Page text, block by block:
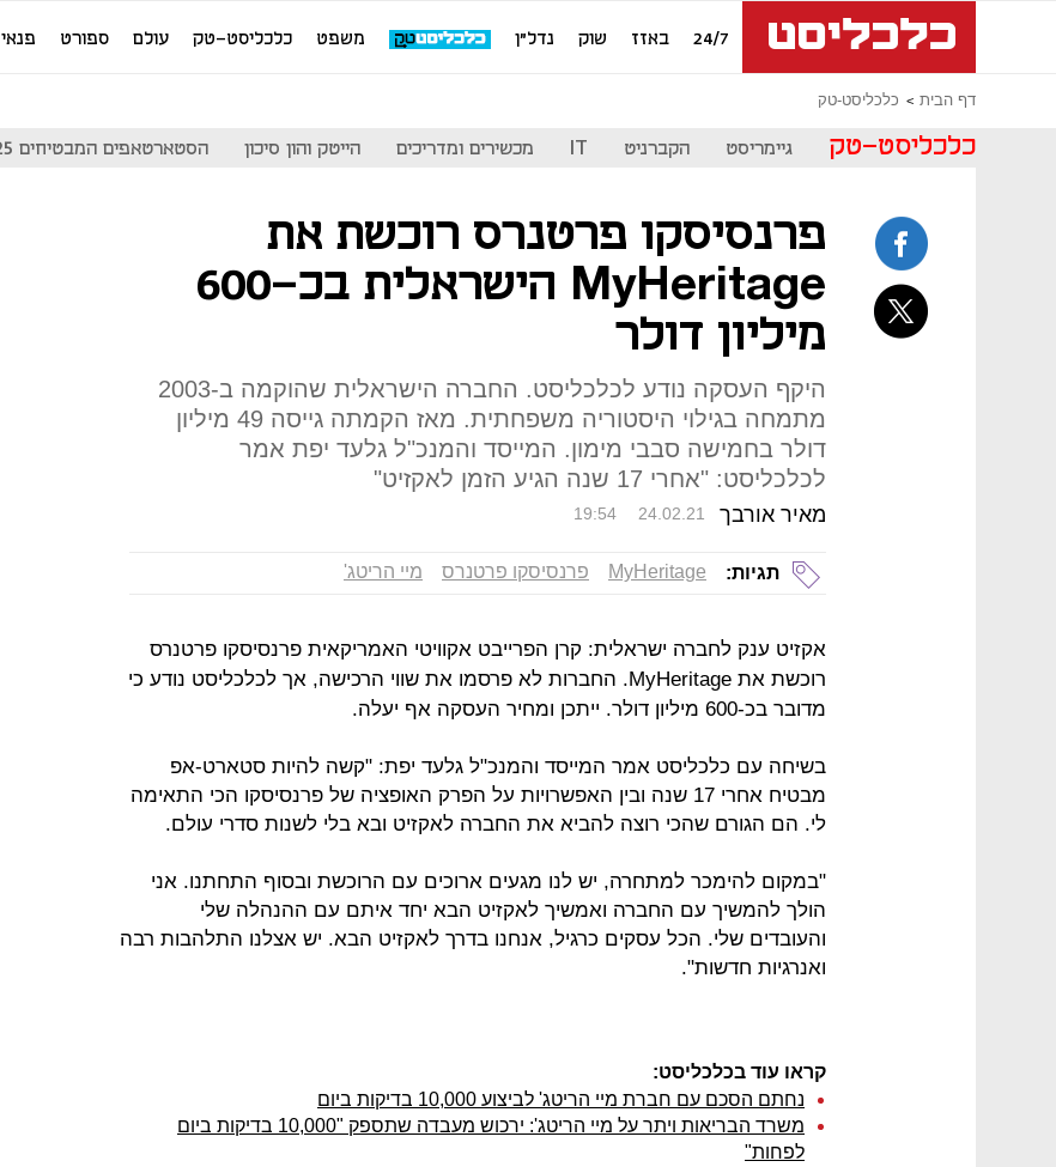
24/7 באזז שוק נדל"ן משפט כלכליסט-טק עולם ספורט פנאי
דף הבית כלכליסט-טק
כלכליסט-טק גיימריסט הקברניט IT מכשירים ומדריכים הייטק והון סיכון הסטארטאפים המבטיחים 25
פרנסיסקו פרטנרס רוכשת את
MyHeritage הישראלית בכ-600
מיליון דולר
היקף העסקה נודע לכלכליסט. החברה הישראלית שהוקמה ב-2003
מתמחה בגילוי היסטוריה משפחתית. מאז הקמתה גייסה 49 מיליון
דולר בחמישה סבבי מימון. המייסד והמנכ"ל גלעד יפת אמר
לכלכליסט: "אחרי 17 שנה הגיע הזמן לאקזיט"
מאיר אורבך 19:54 24.02.21
תגיות: MyHeritage פרנסיסקו פרטנרס מיי הריטג'
אקזיט ענק לחברה ישראלית: קרן הפרייבט אקוויטי האמריקאית פרנסיסקו פרטנרס
רוכשת את MyHeritage. החברות לא פרסמו את שווי הרכישה, אך לכלכליסט נודע כי
מדובר בכ-600 מיליון דולר. ייתכן ומחיר העסקה אף יעלה.
בשיחה עם כלכליסט אמר המייסד והמנכ"ל גלעד יפת: "קשה להיות סטארט-אפ
מבטיח אחרי 17 שנה ובין האפשרויות על הפרק האופציה של פרנסיסקו הכי התאימה
לי. הם הגורם שהכי רוצה להביא את החברה לאקזיט ובא בלי לשנות סדרי עולם.
"במקום להימכר למתחרה, יש לנו מגעים ארוכים עם הרוכשת ובסוף התחתנו. אני
הולך להמשיך עם החברה ואמשיך לאקזיט הבא יחד איתם עם ההנהלה שלי
והעובדים שלי. הכל עסקים כרגיל, אנחנו בדרך לאקזיט הבא. יש אצלנו התלהבות רבה
ואנרגיות חדשות".
קראו עוד בכלכליסט:
נחתם הסכם עם חברת מיי הריטג' לביצוע 10,000 בדיקות ביום
משרד הבריאות ויתר על מיי הריטג': ירכוש מעבדה שתספק "10,000 בדיקות ביום
לפחות"